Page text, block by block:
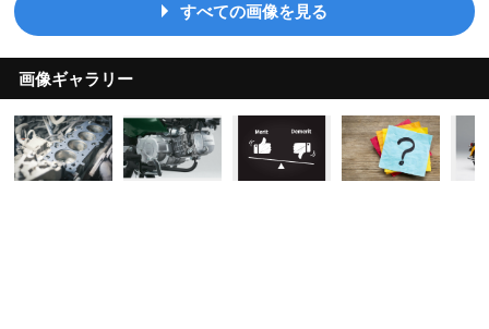
すべての画像を見る
画像ギャラリー